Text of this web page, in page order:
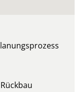
Rückbau